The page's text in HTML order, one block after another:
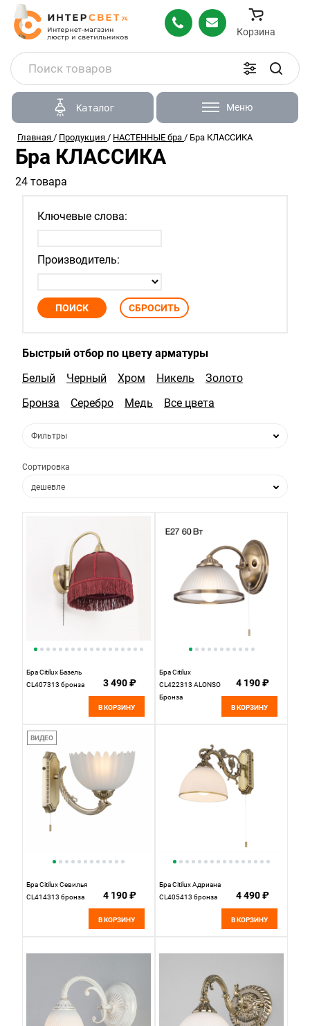
Корзина
Каталог Меню
Главная / Продукция / НАСТЕННЫЕ бра / Бра КЛАССИКА
Бра КЛАССИКА
24 товара
Ключевые слова:
Производитель:
Быстрый отбор по цвету арматуры
Белый
Черный Хром Никель
Золото
Бронза
Серебро Медь Все цвета
Фильтры
Сортировка
дешевле
по популярности
по новизне
Бра Citilux Базель
CL407313 бронза
3 490 ₽
В КОРЗИНУ
Бра Citilux
CL422313 ALONSO
Бронза
4 190 ₽
В КОРЗИНУ
ВИДЕО
Бра Citilux Севилья
CL414313 бронза
4 190 ₽
В КОРЗИНУ
Бра Citilux Адриана
CL405413 бронза
4 490 ₽
В КОРЗИНУ